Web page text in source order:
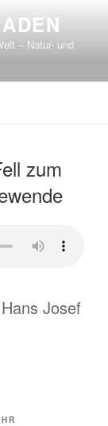
– Natur- und
zum
Josef